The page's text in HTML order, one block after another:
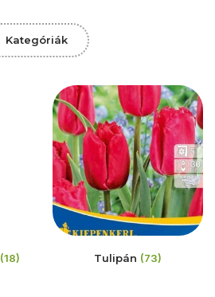
Kategóriák
(18) Tulipán (73)